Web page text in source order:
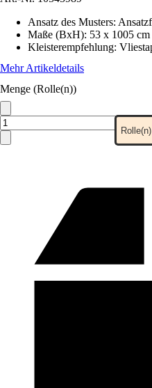
Ansatz des Musters:
Maße (BxH): 53 x 1005 cm
Kleisterempfehlung:
Mehr Artikeldetails
Menge (Rolle(n))
Rolle(n)